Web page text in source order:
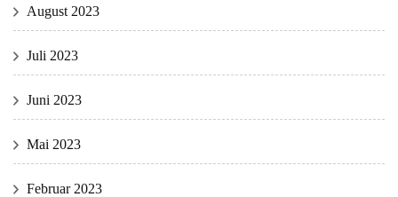
August 2023
Juli 2023
Juni 2023
Mai 2023
Februar 2023